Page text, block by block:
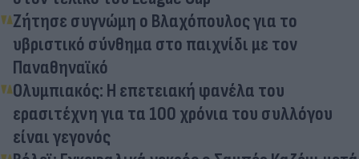
Ζήτησε συγνώμη ο Βλαχόπουλος για το
υβριστικό σύνθημα στο παιχνίδι με τον
Παναθηναϊκό
Ολυμπιακός: Η επετειακή φανέλα του
ερασιτέχνη για τα 100 χρόνια του συλλόγου
είναι γεγονός